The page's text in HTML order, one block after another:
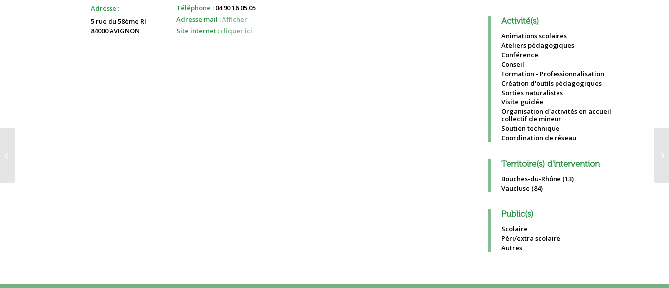
Adresse :
5 rue du 58ème RI
84000 AVIGNON
Téléphone : 04 90 16 05 05
Adresse mail :Afficher
Site internet : cliquer ici
Activité(s)
Animations scolaires
Ateliers pédagogiques
Conférence
Conseil
Formation - Professionnalisation
Création d'outils pédagogiques
Sorties naturalistes
Visite guidée
Organisation d'activités en accueil
collectif de mineur
Soutien technique
Coordination de réseau
Territoire(s) d'intervention
Bouches-du-Rhône (13)
Vaucluse (84)
Public(s)
Scolaire
Péri/extra scolaire
Autres